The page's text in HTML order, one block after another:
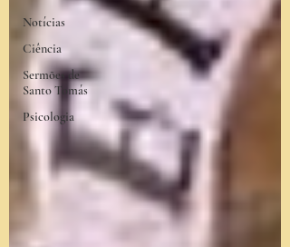
Notícias
Ciência
Sermões de
Santo Tomás
Psicologia